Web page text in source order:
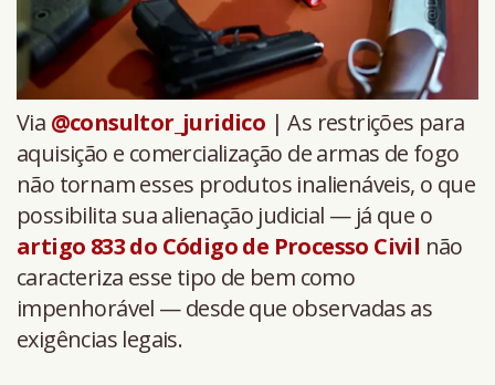
Via @consultor_juridico | As restrições para
aquisição e comercialização de armas de fogo
não tornam esses produtos inalienáveis, o que
possibilita sua alienação judicial — já que o
artigo 833 do Código de Processo Civil não
caracteriza esse tipo de bem como
impenhorável — desde que observadas as
exigências legais.